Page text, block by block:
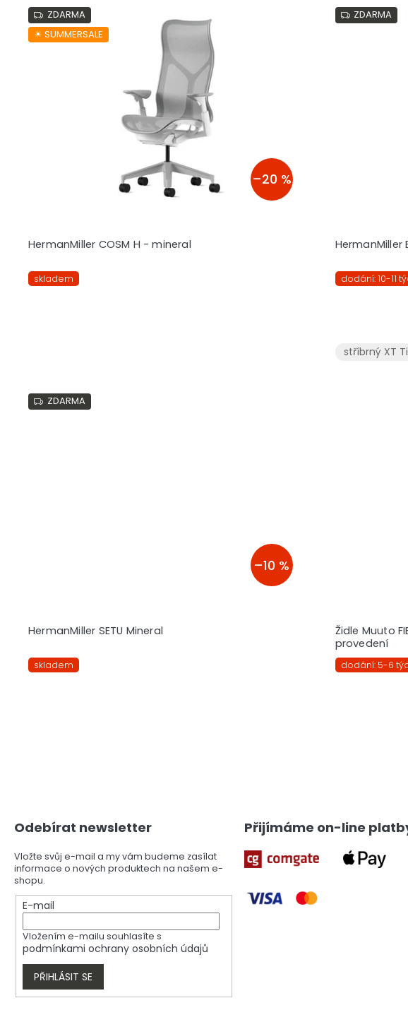
ZDARMA
☀︎ SUMMERSALE
–20 %
HermanMiller COSM H - mineral
skladem
ZDARMA
HermanMiller
dodání: 10-11
stříbrný XT
ZDARMA
–10 %
HermanMiller SETU Mineral
skladem
Židle Muuto
provedení
dodání: 5-6
Odebírat newsletter
Vložte svůj e-mail a my vám budeme zasílat
informace o nových produktech na našem e-
shopu.
E-mail
Vložením e-mailu souhlasíte s
podmínkami ochrany osobních údajů
PŘIHLÁSIT SE
Přijímáme on-line